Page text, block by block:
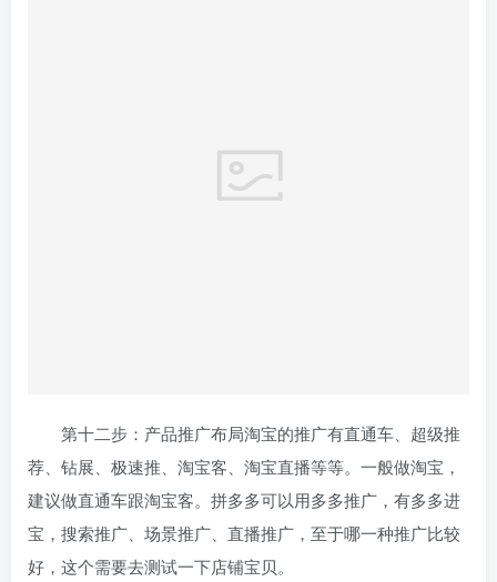
第十二步：产品推广布局淘宝的推广有直通车、超级推
荐、钻展、极速推、淘宝客、淘宝直播等等。一般做淘宝，
建议做直通车跟淘宝客。拼多多可以用多多推广，有多多进
宝，搜索推广、场景推广、直播推广，至于哪一种推广比较
好，这个需要去测试一下店铺宝贝。